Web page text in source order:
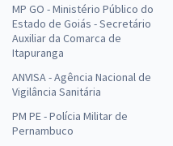
MP GO - Ministério Público do
Estado de Goiás - Secretário
Auxiliar da Comarca de
Itapuranga
ANVISA - Agência Nacional de
Vigilância Sanitária
PM PE - Polícia Militar de
Pernambuco